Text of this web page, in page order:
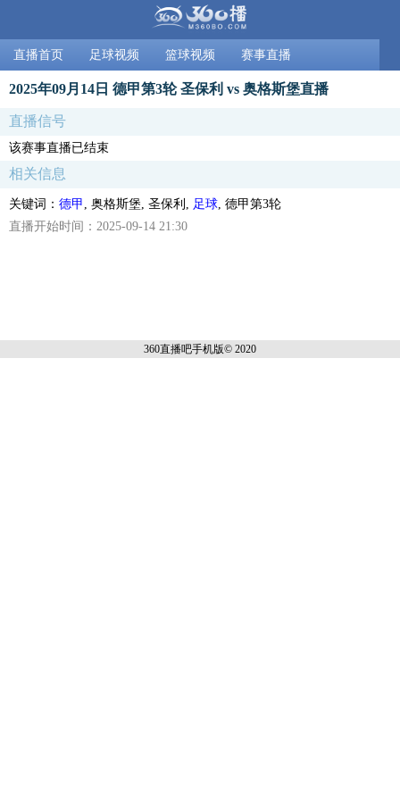
直播首页 足球视频 篮球视频 赛事直播
2025年09月14日 德甲第3轮 圣保利 vs 奥格斯堡直播
直播信号
该赛事直播已结束
相关信息
关键词： 德甲 , 奥格斯堡, 圣保利, 足球 , 德甲第3轮
直播开始时间：2025-09-14 21:30
360直播吧手机版© 2020